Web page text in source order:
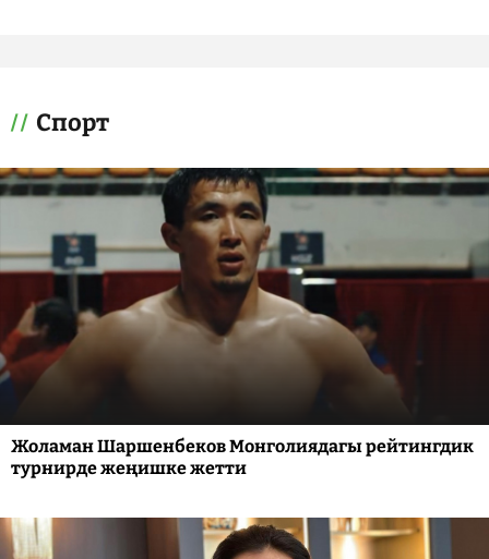
Спорт
Жоламан Шаршенбеков Монголиядагы рейтингдик
турнирде жеңишке жетти